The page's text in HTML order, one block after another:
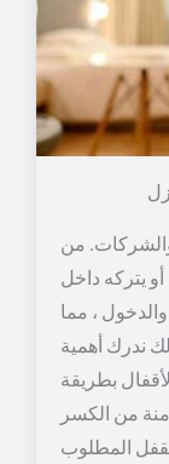
والشركات. من
يتركه داخل
، مما
ندرك أهمية
بطريقة
من الكسر
المطلوب